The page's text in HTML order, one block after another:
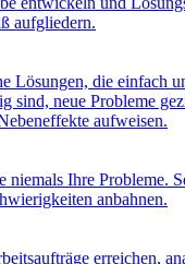
aufgliedern.
Lösungen, die einfach
sind, neue Probleme
aufweisen.
niemals Ihre Probleme.
anbahnen.
erreichen,